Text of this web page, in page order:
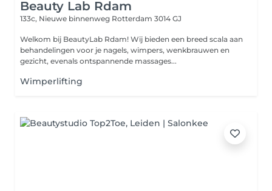
Beauty Lab Rdam
133c, Nieuwe binnenweg Rotterdam 3014 GJ
Welkom bij BeautyLab Rdam! Wij bieden een breed scala aan
behandelingen voor je nagels, wimpers, wenkbrauwen en
gezicht, evenals ontspannende massages...
Wimperlifting